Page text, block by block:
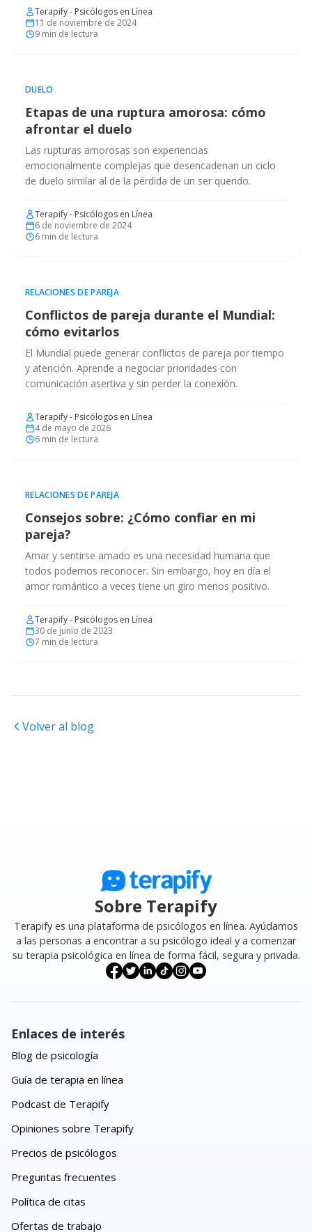
Terapify - Psicólogos en Línea
11 de noviembre de 2024
9 min de lectura
DUELO
Etapas de una ruptura amorosa: cómo
afrontar el duelo
Las rupturas amorosas son experiencias
emocionalmente complejas que desencadenan un ciclo
de duelo similar al de la pérdida de un ser querido.
Terapify - Psicólogos en Línea
6 de noviembre de 2024
6 min de lectura
RELACIONES DE PAREJA
Conflictos de pareja durante el Mundial:
cómo evitarlos
El Mundial puede generar conflictos de pareja por tiempo
y atención. Aprende a negociar prioridades con
comunicación asertiva y sin perder la conexión.
Terapify - Psicólogos en Línea
4 de mayo de 2026
6 min de lectura
RELACIONES DE PAREJA
Consejos sobre: ¿Cómo confiar en mi
pareja?
Amar y sentirse amado es una necesidad humana que
todos podemos reconocer. Sin embargo, hoy en día el
amor romántico a veces tiene un giro menos positivo.
Terapify - Psicólogos en Línea
30 de junio de 2023
7 min de lectura
Volver al blog
Sobre Terapify
Terapify es una plataforma de psicólogos en línea. Ayúdamos
a las personas a encontrar a su psicólogo ideal y a comenzar
su terapia psicológica en línea de forma fácil, segura y privada.
Enlaces de interés
Blog de psicología
Guía de terapia en línea
Podcast de Terapify
Opiniones sobre Terapify
Precios de psicólogos
Preguntas frecuentes
Política de citas
Ofertas de trabajo